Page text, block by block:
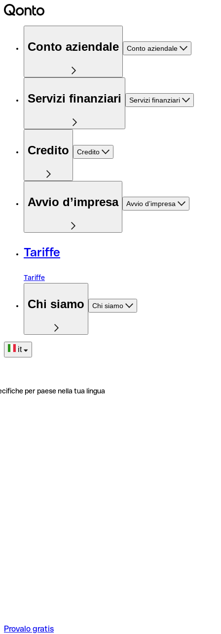
Conto aziendale Conto aziendale
Servizi finanziari Servizi finanziari
Credito Credito
Avvio d’impresa Avvio d’impresa
Tariffe
Tariffe
Chi siamo Chi siamo
it
per paese nella tua lingua
Provalo gratis